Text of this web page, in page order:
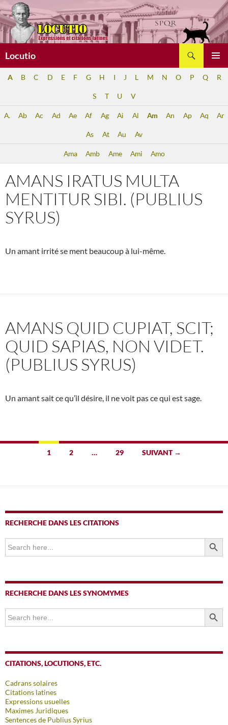
Aller
au
contenu
Locutio
A B C D E F G H I J L M N O P Q R
S T U V
A. Ab Ac Ad Ae Af Ag Ai Al Am An Ap Aq Ar
As At Au Av
Ama Amb Ame Ami Amo
AMANS IRATUS MULTA
MENTITUR SIBI. (PUBLIUS
SYRUS)
Un amant irrité se ment beaucoup à lui-même.
AMANS QUID CUPIAT, SCIT;
QUID SAPIAS, NON VIDET.
(PUBLIUS SYRUS)
Un amant sait ce qu’il désire, il ne voit pas ce qui est sage.
Navigation
articles
1 2 … 29 SUIVANT →
RECHERCHE DANS LES CITATIONS
Search
for:
SEARCH
RECHERCHE DANS LES SYNOMYMES
Search
for:
SEARCH
CITATIONS, LOCUTIONS, ETC.
Cadrans solaires
Citations latines
Expressions usuelles
Maximes Juridiques
Sentences de Publius Syrius